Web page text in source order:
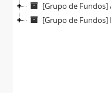
[Grupo de Fundos]
[Grupo de Fundos]